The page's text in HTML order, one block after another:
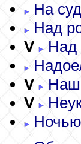
На
Над
V
Над
V
Наш
V